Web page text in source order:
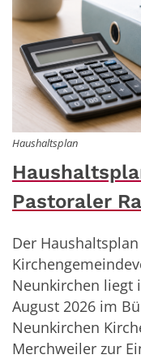
Haushaltsplan
Pastoraler
Der
Neunkirchen liegt
August 2026 im
Neunkirchen
Merchweiler zur